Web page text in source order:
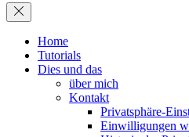
Home
Tutorials
Dies und das
über mich
Kontakt
Privatsphäre-
Einwilligungen